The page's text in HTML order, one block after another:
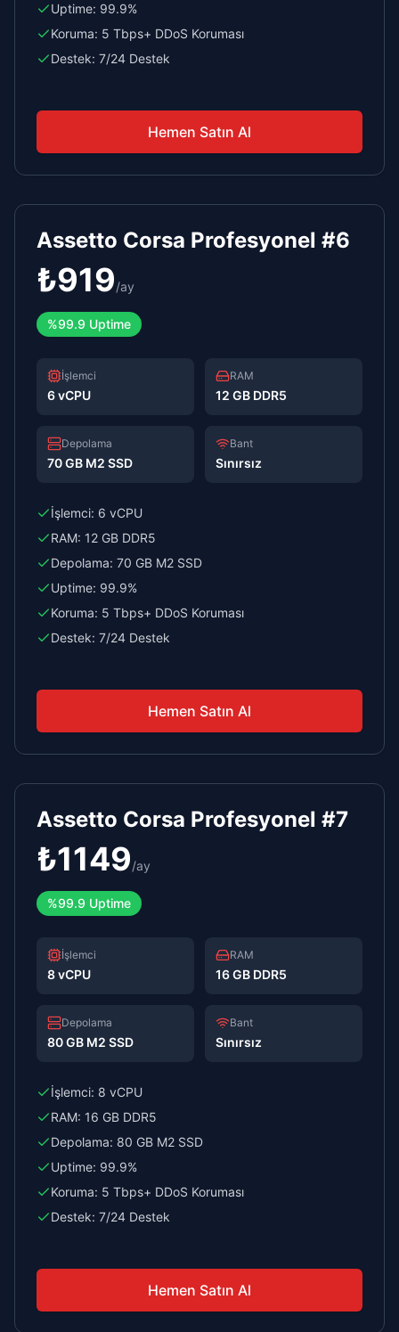
Uptime: 99.9%
Koruma: 5 Tbps+ DDoS Koruması
Destek: 7/24 Destek
Hemen Satın Al
Assetto Corsa Profesyonel #6
₺919/ay
%99.9 Uptime
İşlemci
6 vCPU
RAM
12 GB DDR5
Depolama
70 GB M2 SSD
Bant
Sınırsız
İşlemci: 6 vCPU
RAM: 12 GB DDR5
Depolama: 70 GB M2 SSD
Uptime: 99.9%
Koruma: 5 Tbps+ DDoS Koruması
Destek: 7/24 Destek
Hemen Satın Al
Assetto Corsa Profesyonel #7
₺1149/ay
%99.9 Uptime
İşlemci
8 vCPU
RAM
16 GB DDR5
Depolama
80 GB M2 SSD
Bant
Sınırsız
İşlemci: 8 vCPU
RAM: 16 GB DDR5
Depolama: 80 GB M2 SSD
Uptime: 99.9%
Koruma: 5 Tbps+ DDoS Koruması
Destek: 7/24 Destek
Hemen Satın Al